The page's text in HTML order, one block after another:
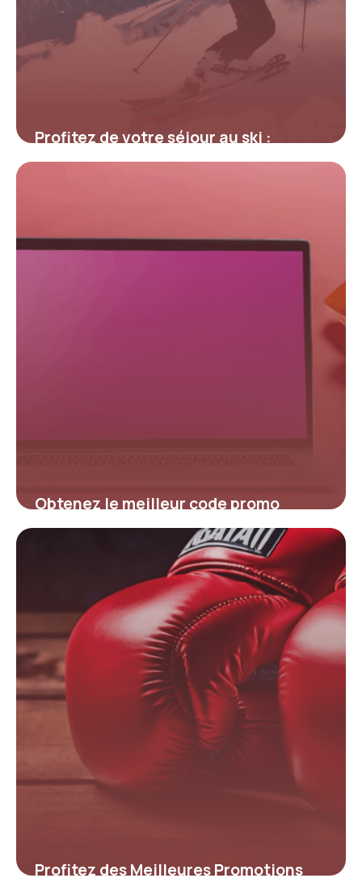
Profitez de votre séjour au ski :
astuces et codes promo exclusifs
Obtenez le meilleur code promo
Sunday pour économiser sur vos
Profitez des Meilleures Promotions